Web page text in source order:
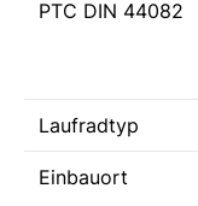
PTC DIN 44082
Laufradtyp
Einbauort